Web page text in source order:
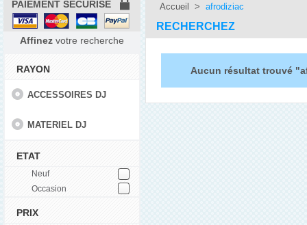
PAIEMENT SÉCURISÉ
Affinez votre recherche
RAYON
ACCESSOIRES DJ
MATERIEL DJ
ETAT
Neuf
Occasion
PRIX
Accueil > afrodiziac
RECHERCHEZ
Aucun résultat trouvé